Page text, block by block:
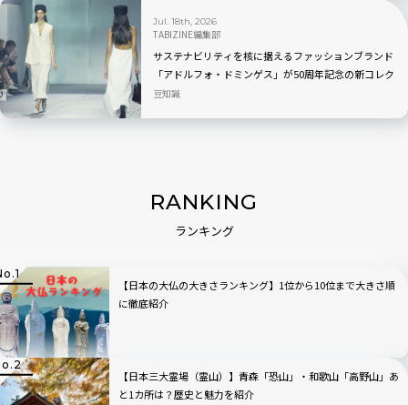
Jul. 18th, 2026
TABIZINE編集部
サステナビリティを核に据えるファッションブランド
「アドルフォ・ドミンゲス」が50周年記念の新コレク
ション「EL NÚMERO」を発表
豆知識
RANKING
ランキング
【日本の大仏の大きさランキング】1位から10位まで大きさ順
に徹底紹介
【日本三大霊場（霊山）】青森「恐山」・和歌山「高野山」あ
と1カ所は？歴史と魅力を紹介